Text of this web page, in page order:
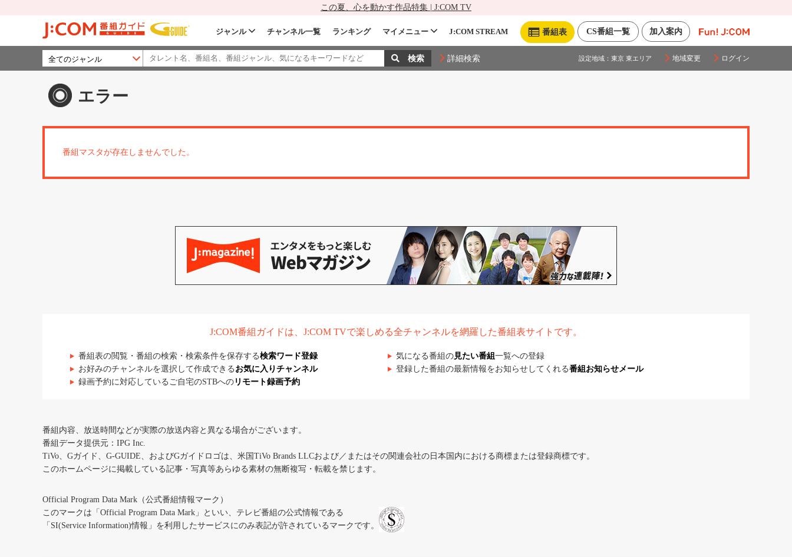
この夏、心を動かす作品特集 | J:COM TV
加入案内
CS番組一覧
番組表
ジャンル チャンネル一覧 ランキング マイメニュー J:COM STREAM
詳細検索 設定地域： 東京 東エリア 地域変更 ログイン
エラー
番組マスタが存在しませんでした。
J:COM番組ガイドは、J:COM TVで楽しめる全チャンネルを網羅した番組表サイトです。
番組表の閲覧・番組の検索・検索条件を保存する検索ワード登録 気になる番組の見たい番組 一覧への登録
お好みのチャンネルを選択して作成できる お気に入りチャンネル 登録した番組の最新情報をお知らせしてくれる番組お知らせメール
録画予約に対応しているご自宅のSTBへの リモート録画予約
番組内容、放送時間などが実際の放送内容と異なる場合がございます。
番組データ提供元：IPG Inc.
TiVo、Gガイド、G-GUIDE、およびGガイドロゴは、米国TiVo Brands LLCおよび／またはその関連会社の日本国内における商標または登録商標です。
このホームページに掲載している記事・写真等あらゆる素材の無断複写・転載を禁じます。
Official Program Data Mark（公式番組情報マーク）
このマークは「Official Program Data Mark」といい、テレビ番組の公式情報である
「SI(Service Information)情報」を利用したサービスにのみ表記が許されているマークです。